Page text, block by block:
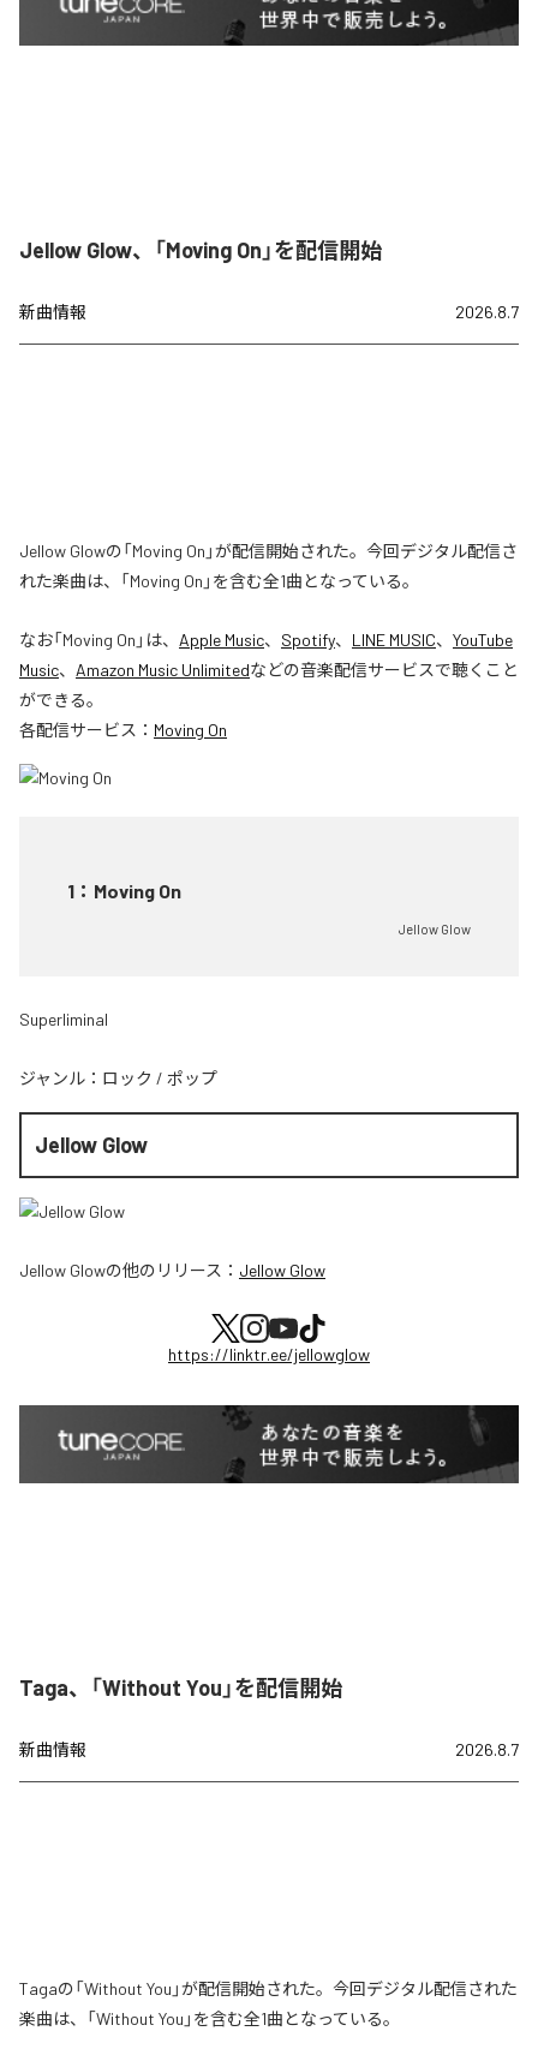
Jellow Glow、「Moving On」を配信開始
新曲情報 2026.8.7
Jellow Glowの「Moving On」が配信開始された。今回デジタル配信さ
れた楽曲は、「Moving On」を含む全1曲となっている。
なお「Moving On 」は、 Apple Music、 Spotify、 LINE MUSIC、 YouTube
Music、 Amazon Music Unlimitedなどの音楽配信サービスで聴くこと
ができる。
各配信サービス： Moving On
1 ： Moving On
Jellow Glow
Superliminal
ジャンル： ロック / ポップ
Jellow Glow
Jellow Glowの他のリリース： Jellow Glow
https://linktr.ee/jellowglow
Taga、「Without You」を配信開始
新曲情報 2026.8.7
Tagaの「Without You」が配信開始された。今回デジタル配信された
楽曲は、「Without You」を含む全1曲となっている。